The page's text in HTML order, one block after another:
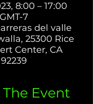
8:00 – 17:00
GMT-7
del valle
25300 Rice
Center, CA
92239
Event